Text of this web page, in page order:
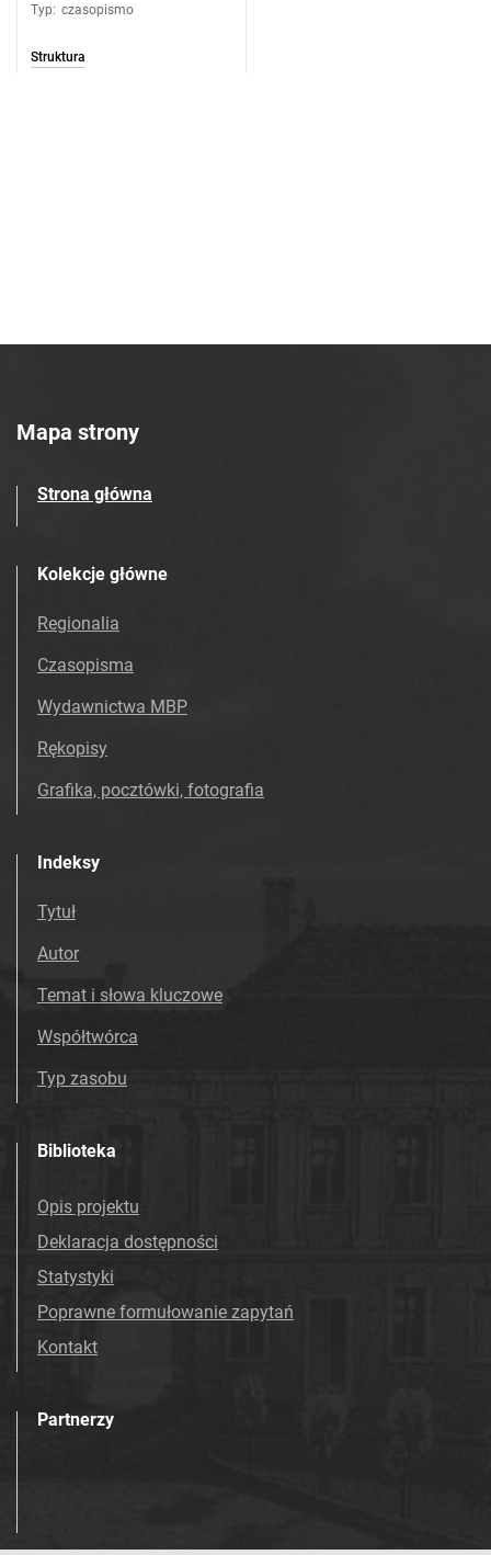
Typ: czasopismo
Struktura
Mapa strony
Strona główna
Kolekcje główne
Regionalia
Czasopisma
Wydawnictwa MBP
Rękopisy
Grafika, pocztówki, fotografia
Indeksy
Tytuł
Autor
Temat i słowa kluczowe
Współtwórca
Typ zasobu
Biblioteka
Opis projektu
Deklaracja dostępności
Statystyki
Poprawne formułowanie zapytań
Kontakt
Partnerzy